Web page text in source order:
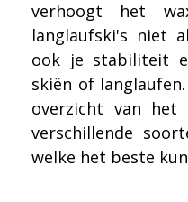
verhoogt het
langlaufski's niet
ook je stabiliteit
skiën of
overzicht van het
verschillende
welke het beste